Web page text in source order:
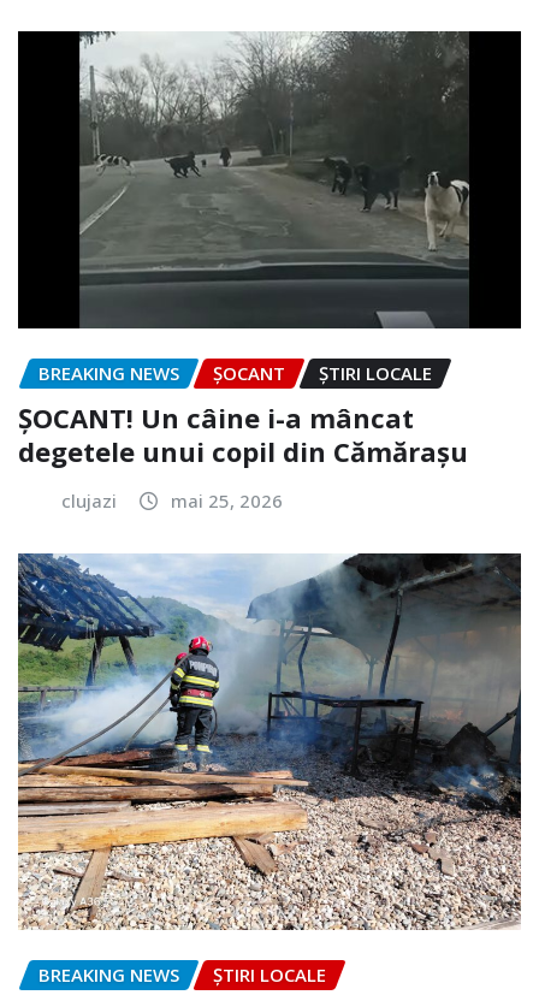
BREAKING NEWS ȘOCANT ȘTIRI LOCALE
ȘOCANT! Un câine i-a mâncat
degetele unui copil din Cămărașu
clujazi mai 25, 2026
BREAKING NEWS ȘTIRI LOCALE